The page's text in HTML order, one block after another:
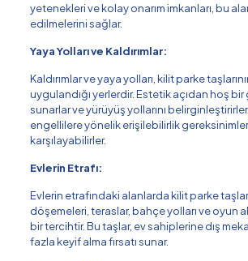
yetenekleri ve kolay onarım imkanları, bu
edilmelerini sağlar.
Yaya Yolları ve Kaldırımlar:
Kaldırımlar ve yaya yolları, kilit parke
uygulandığı yerlerdir. Estetik açıdan hoş
sunarlar ve yürüyüş yollarını belirginleştirirler.
engellilere yönelik erişilebilirlik
karşılayabilirler.
Evlerin Etrafı:
Evlerin etrafındaki alanlarda kilit parke
döşemeleri, teraslar, bahçe yolları ve oyun
bir tercihtir. Bu taşlar, ev sahiplerine dış
fazla keyif alma fırsatı sunar.